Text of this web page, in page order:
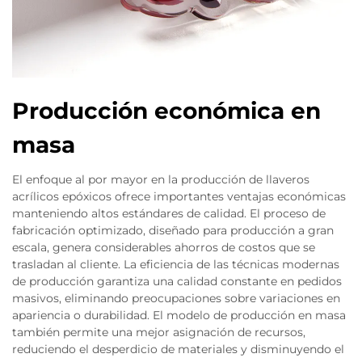
Producción económica en
masa
El enfoque al por mayor en la producción de llaveros
acrílicos epóxicos ofrece importantes ventajas económicas
manteniendo altos estándares de calidad. El proceso de
fabricación optimizado, diseñado para producción a gran
escala, genera considerables ahorros de costos que se
trasladan al cliente. La eficiencia de las técnicas modernas
de producción garantiza una calidad constante en pedidos
masivos, eliminando preocupaciones sobre variaciones en
apariencia o durabilidad. El modelo de producción en masa
también permite una mejor asignación de recursos,
reduciendo el desperdicio de materiales y disminuyendo el